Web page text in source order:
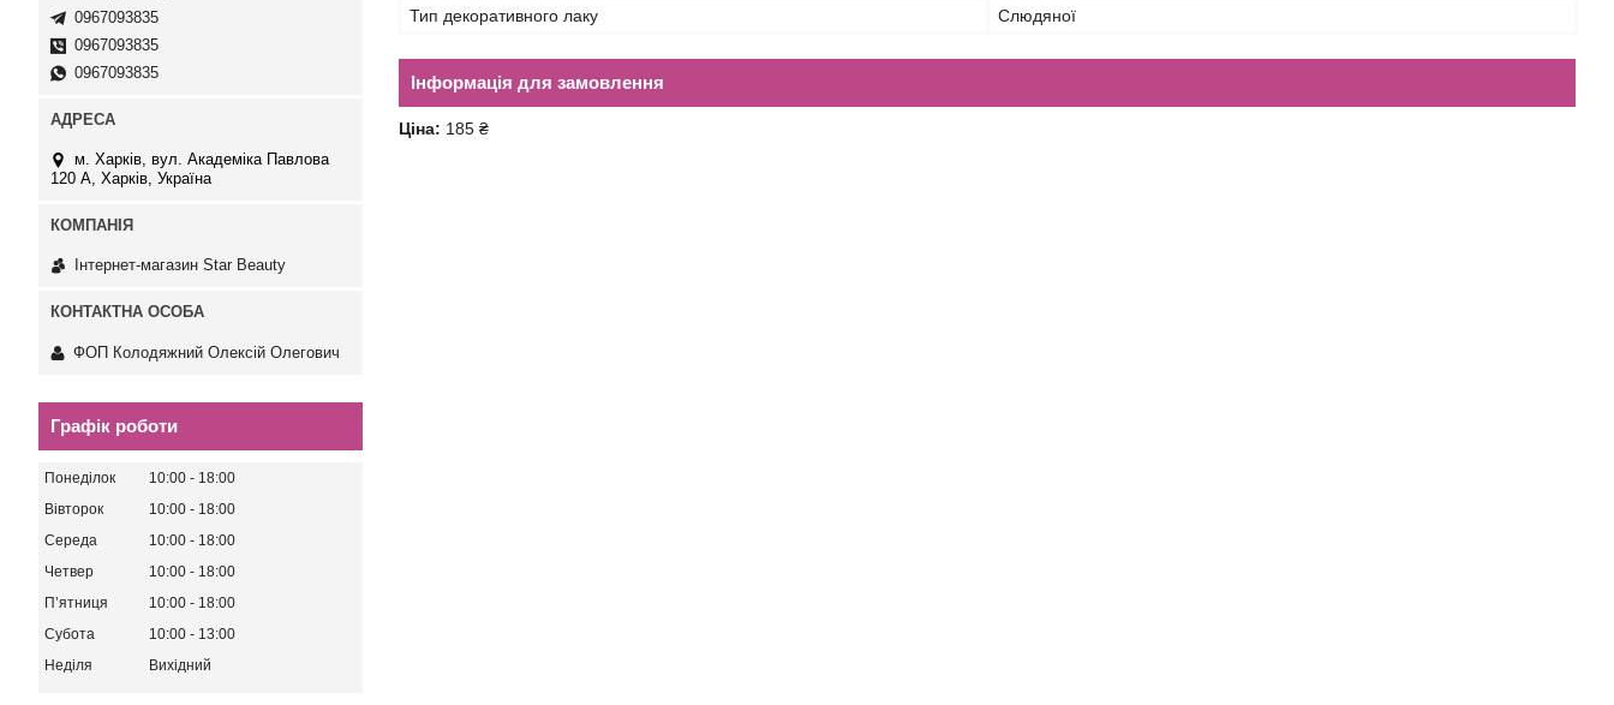
Тип декоративного лаку
Слюдяної
Інформація для замовлення
Ціна: 185 ₴
0967093835
0967093835
0967093835
м. Харків, вул. Академіка Павлова
120 А, Харків, Україна
Інтернет-магазин Star Beauty
ФОП Колодяжний Олексій Олегович
Графік роботи
Понеділок 10:00
18:00
Вівторок
10:00
18:00
Середа
10:00
18:00
Четвер
10:00
18:00
Пʼятниця
10:00
18:00
Субота
10:00
13:00
Неділя
Вихідний